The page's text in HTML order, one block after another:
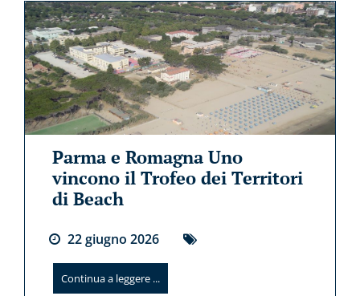
Parma e Romagna Uno
vincono il Trofeo dei Territori
di Beach
22giugno 2026
Continua a leggere ...